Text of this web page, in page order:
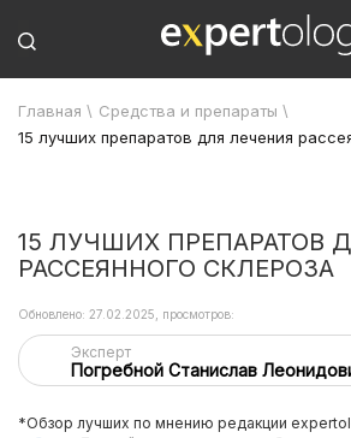
Главная \ Средства и препараты \
15 лучших препаратов для лечения
15 ЛУЧШИХ ПРЕПАРАТОВ
РАССЕЯННОГО СКЛЕРОЗА
Эксперт
Погребной Станислав
Обновлено: 27.02.2025, просмотров:
*Обзор лучших по мнению редакции